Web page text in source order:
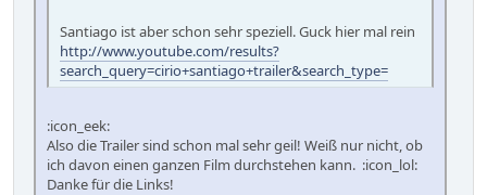
Santiago ist aber schon sehr speziell. Guck hier mal rein
http://www.youtube.com/results?
search_query=cirio+santiago+trailer&search_type=
:icon_eek:
Also die Trailer sind schon mal sehr geil! Weiß nur nicht, ob
ich davon einen ganzen Film durchstehen kann. :icon_lol:
Danke für die Links!